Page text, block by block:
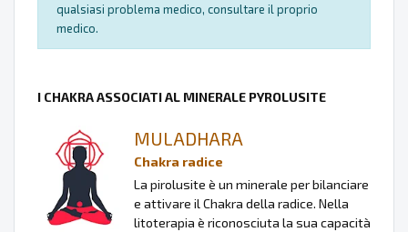
qualsiasi problema medico, consultare il proprio
medico.
I CHAKRA ASSOCIATI AL MINERALE PYROLUSITE
MULADHARA
Chakra radice
La pirolusite è un minerale per bilanciare
e attivare il Chakra della radice. Nella
litoterapia è riconosciuta la sua capacità